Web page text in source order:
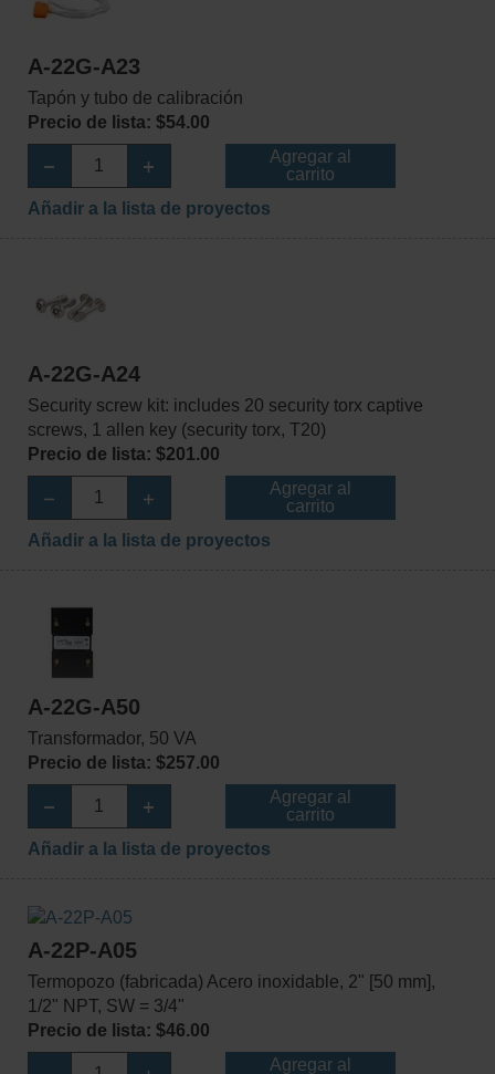
A-22G-A23
Tapón y tubo de calibración
Precio de lista: $54.00
Agregar al
carrito
Añadir a la lista de proyectos
A-22G-A24
Security screw kit: includes 20 security torx captive
screws, 1 allen key (security torx, T20)
Precio de lista: $201.00
Agregar al
carrito
Añadir a la lista de proyectos
A-22G-A50
Transformador, 50 VA
Precio de lista: $257.00
Agregar al
carrito
Añadir a la lista de proyectos
A-22P-A05
Termopozo (fabricada) Acero inoxidable, 2" [50 mm],
1/2" NPT, SW = 3/4"
Precio de lista: $46.00
Agregar al